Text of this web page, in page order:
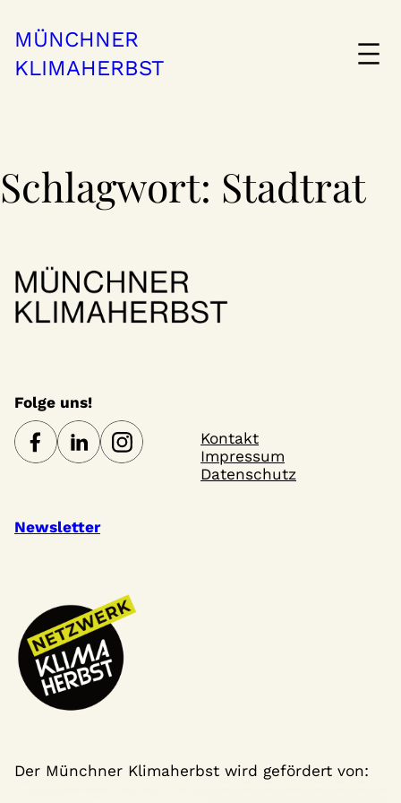
Inhalt
springen
MÜNCHNER
KLIMAHERBST
Schlagwort: Stadtrat
Folge uns!
Newsletter
Kontakt
Impressum
Datenschutz
Der Münchner Klimaherbst wird gefördert von: